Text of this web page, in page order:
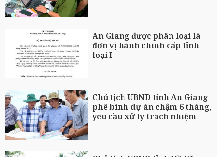
An Giang được phân loại là
đơn vị hành chính cấp tỉnh
loại I
Chủ tịch UBND tỉnh An Giang
phê bình dự án chậm 6 tháng,
yêu cầu xử lý trách nhiệm